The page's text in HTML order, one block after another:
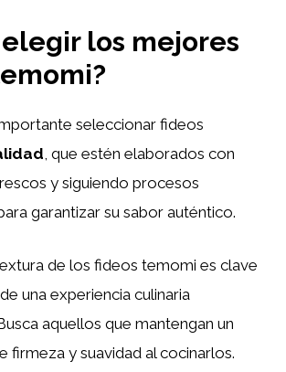
los mejores
seleccionar fideos
, que estén elaborados con
y siguiendo procesos
garantizar su sabor auténtico.
de los fideos temomi es clave
una experiencia culinaria
aquellos que mantengan un
firmeza y suavidad al cocinarlos.